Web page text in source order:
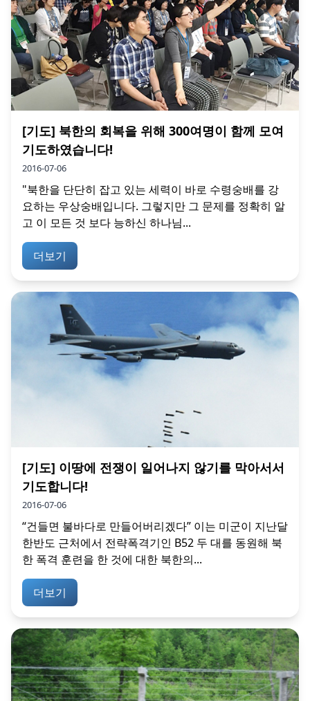
[기도] 북한의 회복을 위해 300여명이 함께 모여
기도하였습니다!
2016-07-06
"북한을 단단히 잡고 있는 세력이 바로 수령숭배를 강
요하는 우상숭배입니다. 그렇지만 그 문제를 정확히 알
고 이 모든 것 보다 능하신 하나님...
더보기
[기도] 이땅에 전쟁이 일어나지 않기를 막아서서
기도합니다!
2016-07-06
“건들면 불바다로 만들어버리겠다” 이는 미군이 지난달
한반도 근처에서 전략폭격기인 B52 두 대를 동원해 북
한 폭격 훈련을 한 것에 대한 북한의...
더보기